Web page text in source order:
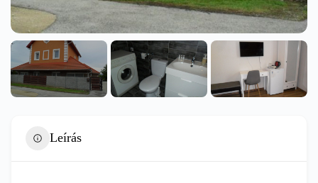
Leírás